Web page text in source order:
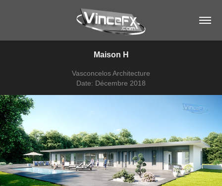
Maison H
Vasconcelos Architecture
Date: Décembre 2018